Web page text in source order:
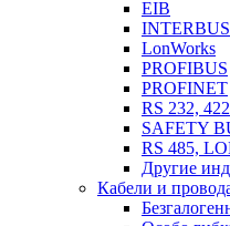
EIB
INTERBUS
LonWorks
PROFIBUS
PROFINET
RS 232, 422
SAFETY
RS 485,
Другие
Кабели и